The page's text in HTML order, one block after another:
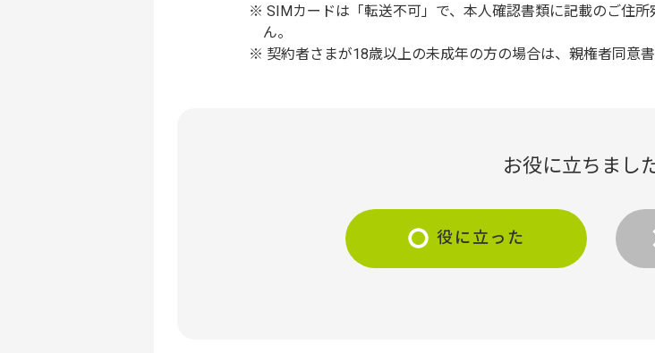
SIMカードは「転送不可」で、本人確認書類に記載のご住
ん。
契約者さまが18歳以上の未成年の方の場合は、親権者同意
お役に立ちまし
役に立った